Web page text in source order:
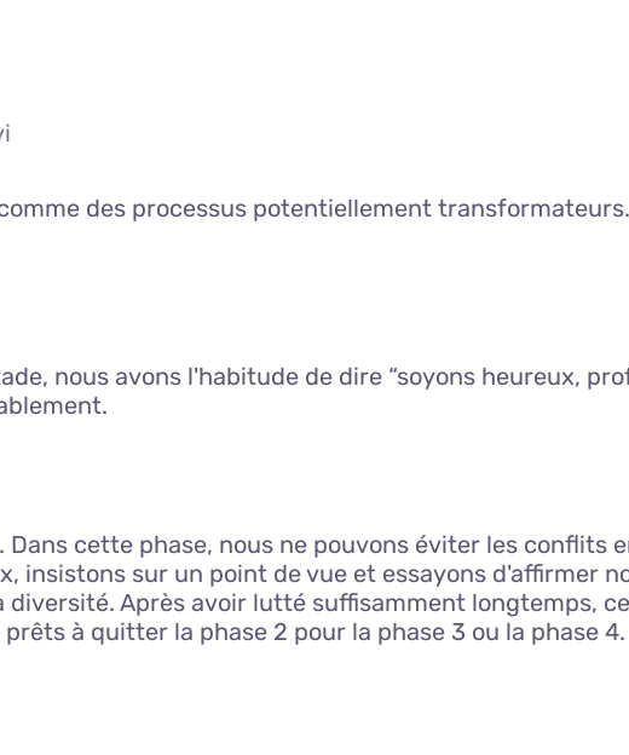
des processus potentiellement
nous avons l'habitude de dire “soyons heureux,
cette phase, nous ne pouvons éviter les conflits
insistons sur un point de vue et essayons d'affirmer
diversité. Après avoir lutté suffisamment longtemps,
à quitter la phase 2 pour la phase 3 ou la phase 4.